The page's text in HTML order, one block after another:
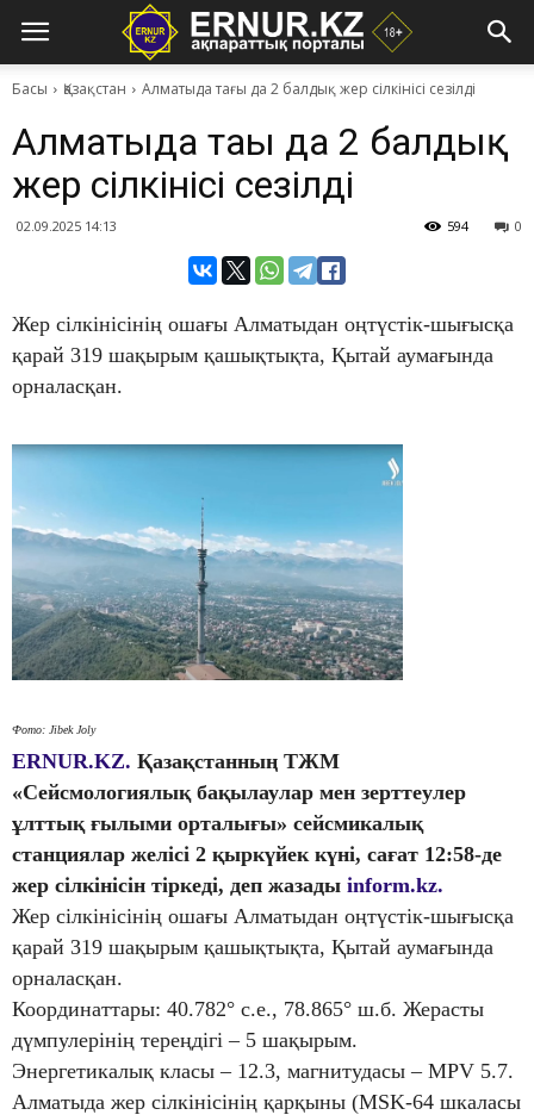
Басы Қазақстан ​Алматыда тағы да 2 балдық жер сілкінісі сезілді
​Алматыда тағы да 2 балдық
жер сілкінісі сезілді
02.09.2025 14:13 0
594
Жер сілкінісінің ошағы Алматыдан оңтүстік-шығысқа
қарай 319 шақырым қашықтықта, Қытай аумағында
орналасқан.
Фото: Jibek Joly
ERNUR.KZ. Қазақстанның ТЖМ
«Сейсмологиялық бақылаулар мен зерттеулер
ұлттық ғылыми орталығы» сейсмикалық
станциялар желісі 2 қыркүйек күні, сағат 12:58-де
жер сілкінісін тіркеді, деп жазады inform.kz.
Жер сілкінісінің ошағы Алматыдан оңтүстік-шығысқа
қарай 319 шақырым қашықтықта, Қытай аумағында
орналасқан.
Координаттары: 40.782° с.е., 78.865° ш.б. Жерасты
дүмпулерінің тереңдігі – 5 шақырым.
Энергетикалық класы – 12.3, магнитудасы – MPV 5.7.
Алматыда жер сілкінісінің қарқыны (MSK-64 шкаласы